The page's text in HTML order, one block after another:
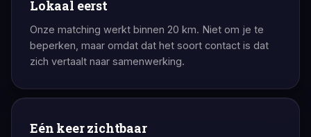
Lokaal eerst
Onze matching werkt binnen 20 km. Niet om je te
beperken, maar omdat dat het soort contact is dat
zich vertaalt naar samenwerking.
Eén keer zichtbaar